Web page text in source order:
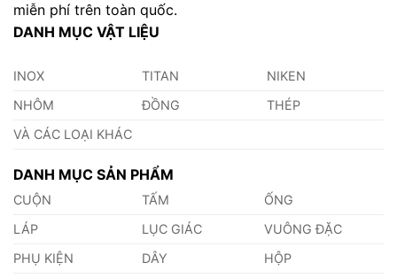
miễn phí trên toàn quốc.
DANH MỤC VẬT LIỆU
INOX TITAN
NIKEN
NHÔM
ĐỒNG
THÉP
VÀ CÁC LOẠI KHÁC
DANH MỤC SẢN PHẨM
CUỘN TẤM
ỐNG
LÁP
LỤC GIÁC
VUÔNG ĐẶC
PHỤ KIỆN
DÂY
HỘP